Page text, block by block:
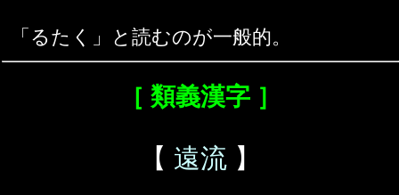
「るたく」と読むのが一般的。
［ 類義漢字 ］
【 遠流 】